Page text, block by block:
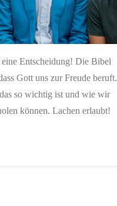
Entscheidung! Die Bibel
Gott uns zur Freude beruft.
so wichtig ist und wie wir
können. Lachen erlaubt!